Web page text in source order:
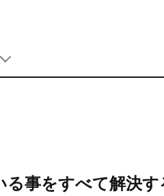
る事をすべて解決す